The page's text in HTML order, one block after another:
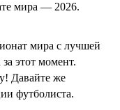
мира — 2026.
мира с лучшей
этот момент.
Давайте же
футболиста.